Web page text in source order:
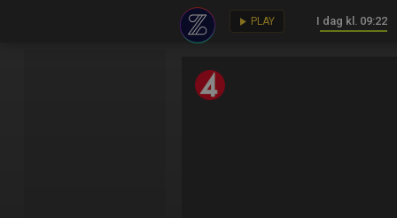
play_arrow PLAY I dag kl. 09:22